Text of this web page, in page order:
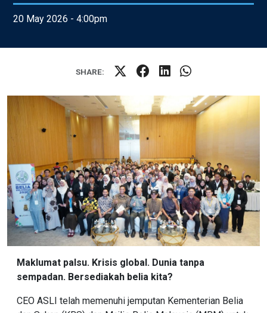
20 May 2026 - 4:00pm
SHARE:
Maklumat palsu. Krisis global. Dunia tanpa
sempadan. Bersediakah belia kita?
CEO ASLI telah memenuhi jemputan Kementerian Belia